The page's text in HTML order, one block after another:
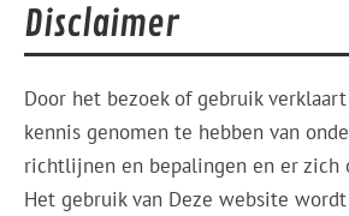
Disclaimer
Door het bezoek of gebruik
kennis genomen te hebben van
richtlijnen en bepalingen en er zich
Het gebruik van Deze website